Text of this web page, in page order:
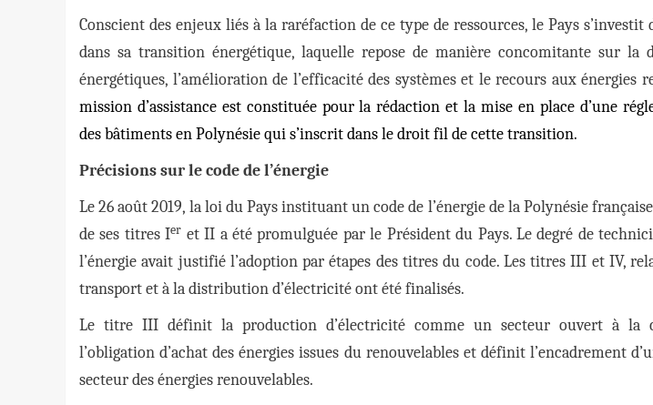
Conscient des enjeux liés à la raréfaction de ce type de ressources, le Pays s’investit
dans sa transition énergétique, laquelle repose de manière concomitante sur la
énergétiques, l’amélioration de l’efficacité des systèmes et le recours aux énergies
mission d’assistance est constituée pour la rédaction et la mise en place d’une
des bâtiments en Polynésie qui s’inscrit dans le droit fil de cette transition.
Précisions sur le code de l’énergie
Le 26 août 2019, la loi du Pays instituant un code de l’énergie de la Polynésie
de ses titres Ier et II a été promulguée par le Président du Pays. Le degré de
l’énergie avait justifié l’adoption par étapes des titres du code. Les titres III et IV,
transport et à la distribution d’électricité ont été finalisés.
Le titre III définit la production d’électricité comme un secteur ouvert à la
l’obligation d’achat des énergies issues du renouvelables et définit l’encadrement
secteur des énergies renouvelables.